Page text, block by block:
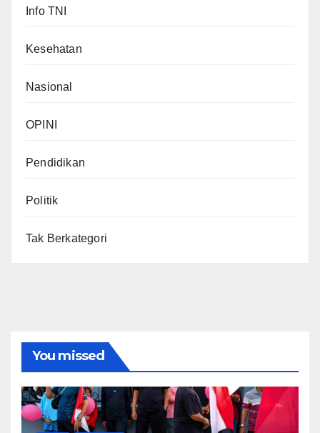
Info TNI
Kesehatan
Nasional
OPINI
Pendidikan
Politik
Tak Berkategori
You missed